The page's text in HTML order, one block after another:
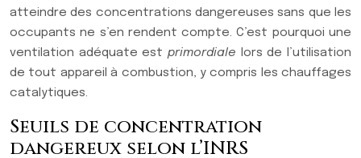
atteindre des concentrations dangereuses sans que les
occupants ne s’en rendent compte. C’est pourquoi une
ventilation adéquate est primordiale
lors de l’utilisation
de tout appareil à combustion, y compris les chauffages
catalytiques.
Seuils de concentration
dangereux selon l’INRS